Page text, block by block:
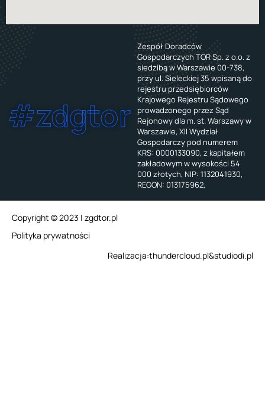
#zdgtor
Zespół Doradców
Gospodarczych TOR Sp. z o.o. z
siedzibą w Warszawie 00-738,
przy ul. Sieleckiej 35 wpisaną do
rejestru przedsiębiorców
Krajowego Rejestru Sądowego
prowadzonego przez Sąd
Rejonowy dla m. st. Warszawy w
Warszawie, XII Wydział
Gospodarczy pod numerem
KRS: 0000133090, z kapitałem
zakładowym w wysokości 54
000 złotych, NIP: 1132041930,
REGON: 013175962,
Copyright © 2023 | zgdtor.pl
Polityka prywatności
studiodi.pl
&
thundercloud.pl
Realizacja: